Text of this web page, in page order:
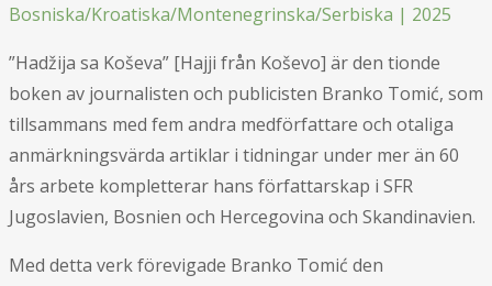
Bosniska/Kroatiska/Montenegrinska/Serbiska | 2025
”Hadžija sa Koševa” [Hajji från Koševo] är den tionde
boken av journalisten och publicisten Branko Tomić, som
tillsammans med fem andra medförfattare och otaliga
anmärkningsvärda artiklar i tidningar under mer än 60
års arbete kompletterar hans författarskap i SFR
Jugoslavien, Bosnien och Hercegovina och Skandinavien.
Med detta verk förevigade Branko Tomić den